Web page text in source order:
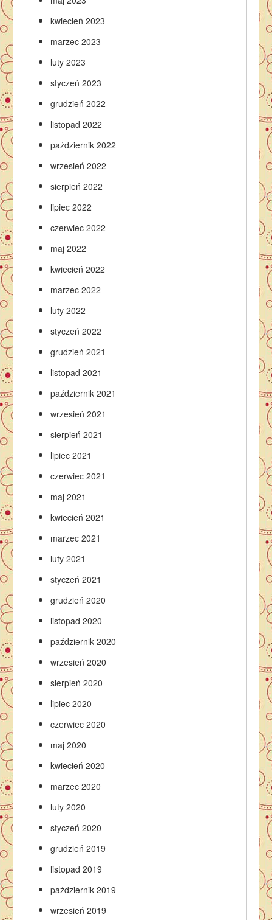
kwiecień 2023
marzec 2023
luty 2023
styczeń 2023
grudzień 2022
listopad 2022
październik 2022
wrzesień 2022
sierpień 2022
lipiec 2022
czerwiec 2022
maj 2022
kwiecień 2022
marzec 2022
luty 2022
styczeń 2022
grudzień 2021
listopad 2021
październik 2021
wrzesień 2021
sierpień 2021
lipiec 2021
czerwiec 2021
maj 2021
kwiecień 2021
marzec 2021
luty 2021
styczeń 2021
grudzień 2020
listopad 2020
październik 2020
wrzesień 2020
sierpień 2020
lipiec 2020
czerwiec 2020
maj 2020
kwiecień 2020
marzec 2020
luty 2020
styczeń 2020
grudzień 2019
listopad 2019
październik 2019
wrzesień 2019